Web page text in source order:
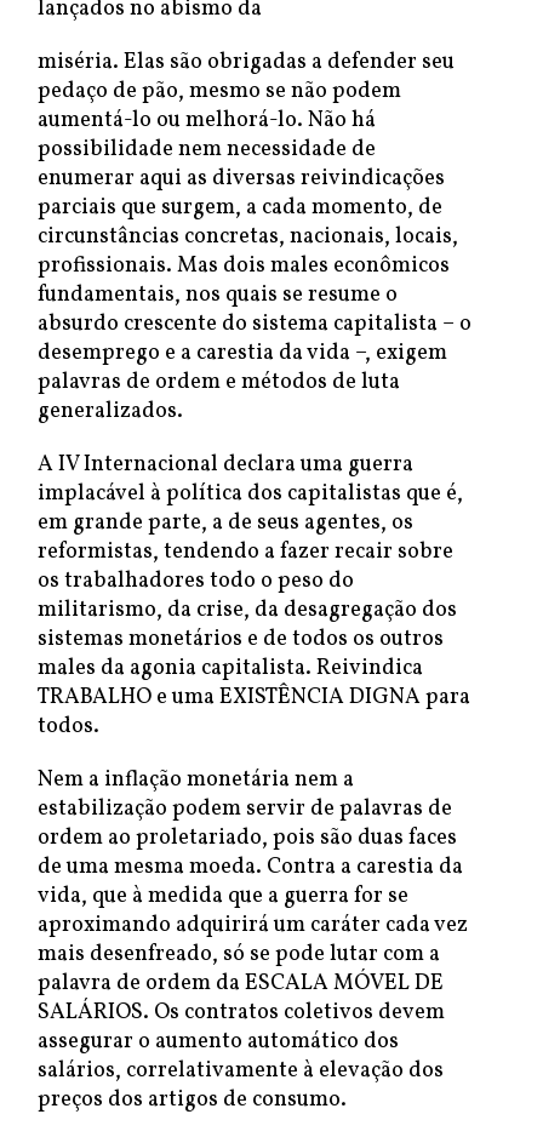
lançados no abismo da
miséria. Elas são obrigadas a defender seu
pedaço de pão, mesmo se não podem
aumentá-lo ou melhorá-lo. Não há
possibilidade nem necessidade de
enumerar aqui as diversas reivindicações
parciais que surgem, a cada momento, de
circunstâncias concretas, nacionais, locais,
profissionais. Mas dois males econômicos
fundamentais, nos quais se resume o
absurdo crescente do sistema capitalista – o
desemprego e a carestia da vida –, exigem
palavras de ordem e métodos de luta
generalizados.
A IV Internacional declara uma guerra
implacável à política dos capitalistas que é,
em grande parte, a de seus agentes, os
reformistas, tendendo a fazer recair sobre
os trabalhadores todo o peso do
militarismo, da crise, da desagregação dos
sistemas monetários e de todos os outros
males da agonia capitalista. Reivindica
TRABALHO e uma EXISTÊNCIA DIGNA para
todos.
Nem a inflação monetária nem a
estabilização podem servir de palavras de
ordem ao proletariado, pois são duas faces
de uma mesma moeda. Contra a carestia da
vida, que à medida que a guerra for se
aproximando adquirirá um caráter cada vez
mais desenfreado, só se pode lutar com a
palavra de ordem da ESCALA MÓVEL DE
SALÁRIOS. Os contratos coletivos devem
assegurar o aumento automático dos
salários, correlativamente à elevação dos
preços dos artigos de consumo.